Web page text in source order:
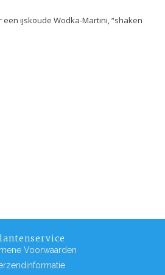
ijskoude Wodka-Martini, “shaken
Voorwaarden